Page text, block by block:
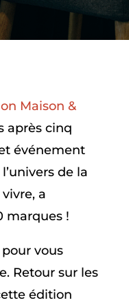
Maison &
après cinq
événement
de la
a
marques !
vous
Retour sur les
édition